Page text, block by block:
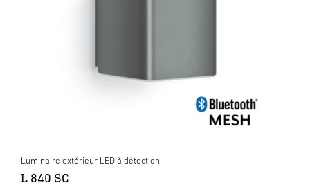
Luminaire extérieur LED à détection
L 840 SC